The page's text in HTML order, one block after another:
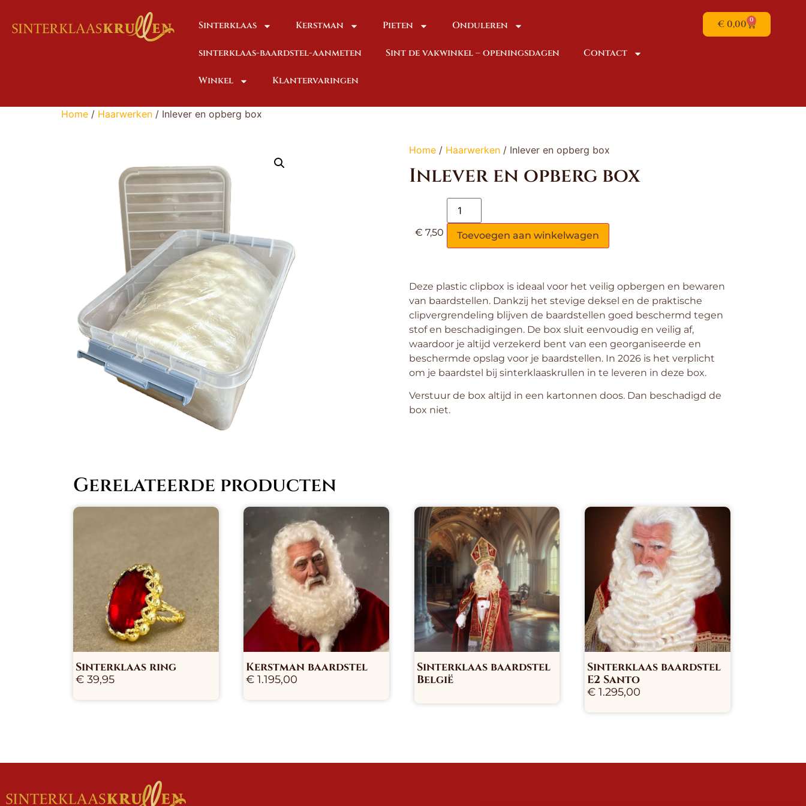
Sinterklaas Kerstman Pieten Onduleren
sinterklaas-baardstel-aanmeten Sint de vakwinkel – openingsdagen Contact
Winkel Klantervaringen
€0,00 0
Home / Haarwerken / Inlever en opberg box
Home / Haarwerken / Inlever en opberg box
Inlever en opberg box
€ 7,50 Toevoegen aan winkelwagen
Deze plastic clipbox is ideaal voor het veilig opbergen en bewaren
van baardstellen. Dankzij het stevige deksel en de praktische
clipvergrendeling blijven de baardstellen goed beschermd tegen
stof en beschadigingen. De box sluit eenvoudig en veilig af,
waardoor je altijd verzekerd bent van een georganiseerde en
beschermde opslag voor je baardstellen. In 2026 is het verplicht
om je baardstel bij sinterklaaskrullen in te leveren in deze box.
Verstuur de box altijd in een kartonnen doos. Dan beschadigd de
box niet.
Gerelateerde producten
Sinterklaas ring
€ 39,95
Kerstman baardstel
€ 1.195,00
Sinterklaas baardstel
België
Sinterklaas baardstel
E2 Santo
€ 1.295,00